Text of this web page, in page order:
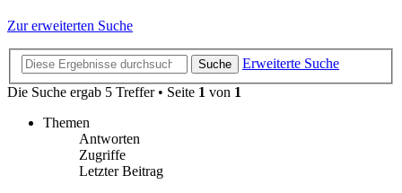
Zur erweiterten Suche
Suche
Erweiterte Suche
Die Suche ergab 5 Treffer • Seite 1 von 1
Themen
Antworten
Zugriffe
Letzter Beitrag